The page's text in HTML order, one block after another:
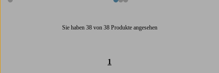
1 Farbe 3 Farben
Sie haben 38 von 38 Produkte angesehen
1